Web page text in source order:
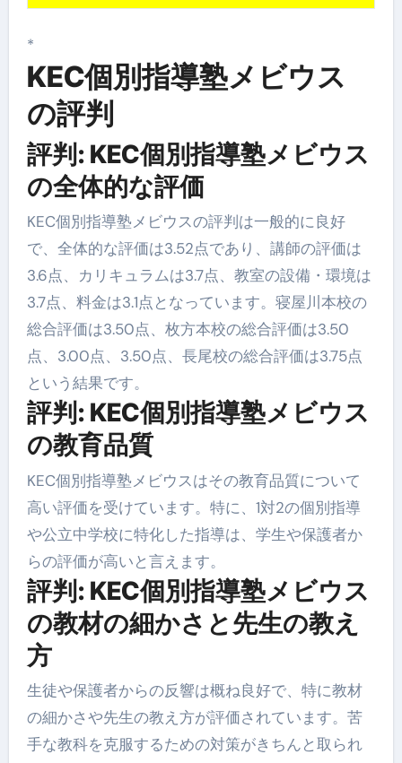
*
KEC個別指導塾メビウス
の評判
評判: KEC個別指導塾メビウス
の全体的な評価
KEC個別指導塾メビウスの評判は一般的に良好
で、全体的な評価は3.52点であり、講師の評価は
3.6点、カリキュラムは3.7点、教室の設備・環境は
3.7点、料金は3.1点となっています。寝屋川本校の
総合評価は3.50点、枚方本校の総合評価は3.50
点、3.00点、3.50点、長尾校の総合評価は3.75点
という結果です。
評判: KEC個別指導塾メビウス
の教育品質
KEC個別指導塾メビウスはその教育品質について
高い評価を受けています。特に、1対2の個別指導
や公立中学校に特化した指導は、学生や保護者か
らの評価が高いと言えます。
評判: KEC個別指導塾メビウス
の教材の細かさと先生の教え
方
生徒や保護者からの反響は概ね良好で、特に教材
の細かさや先生の教え方が評価されています。苦
手な教科を克服するための対策がきちんと取られ